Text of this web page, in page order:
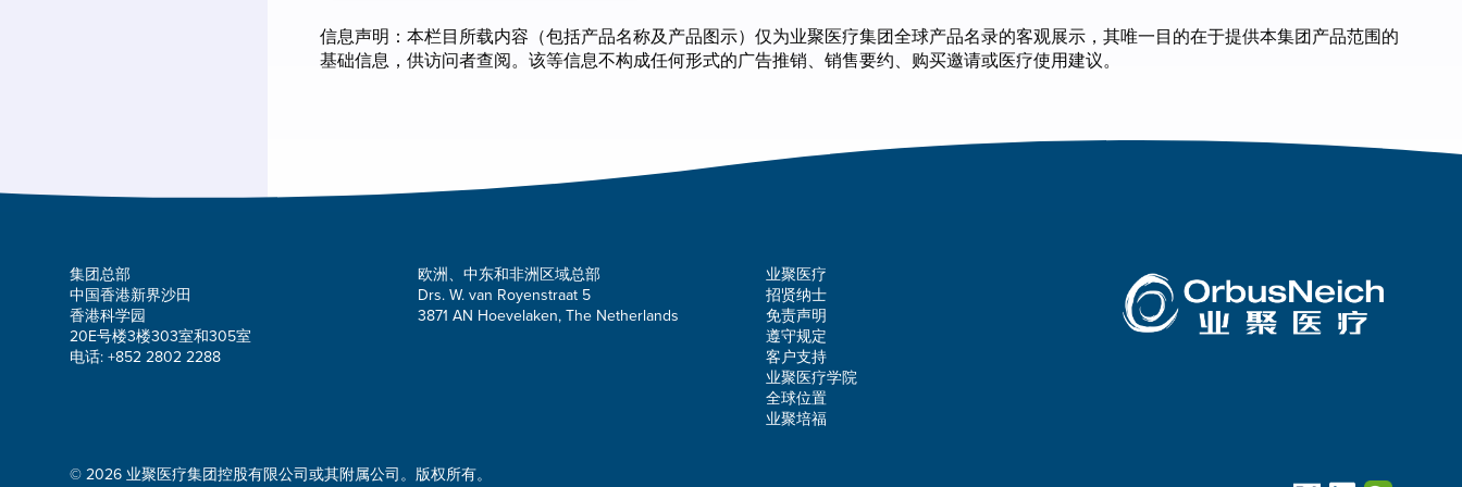
信息声明：本栏目所载内容（包括产品名称及产品图示）仅为业聚医疗集团全球产品名录的客观展示，其唯一目的在于提供本集团产品范围的
基础信息，供访问者查阅。该等信息不构成任何形式的广告推销、销售要约、购买邀请或医疗使用建议。
集团总部
中国香港新界沙田
香港科学园
20E号楼3楼303室和305室
电话: +852 2802 2288
欧洲、中东和非洲区域总部
Drs. W. van Royenstraat 5
3871 AN Hoevelaken, The Netherlands
业聚医疗
招贤纳士
免责声明
遵守规定
客户支持
业聚医疗学院
全球位置
业聚培福
© 2026 业聚医疗集团控股有限公司或其附属公司。版权所有。